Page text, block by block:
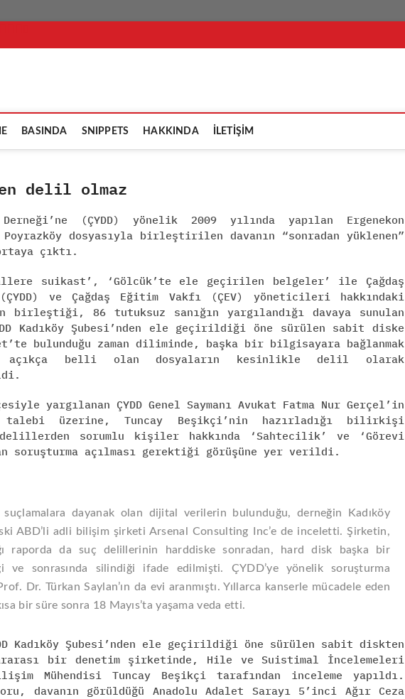
BASINDA SNIPPETS HAKKINDA İLETİŞİM
delil olmaz
Derneği’ne (ÇYDD) yönelik 2009 yılında yapılan Ergenekon
Poyrazköy dosyasıyla birleştirilen davanın “sonradan yüklenen”
çıktı.
suikast’, ‘Gölcük’te ele geçirilen belgeler’ ile Çağdaş
(ÇYDD) ve Çağdaş Eğitim Vakfı (ÇEV) yöneticileri hakkındaki
86 tutuksuz sanığın yargılandığı davaya sunulan
Kadıköy Şubesi’nden ele geçirildiği öne sürülen sabit diske
bulunduğu zaman diliminde, başka bir bilgisayara bağlanmak
açıkça belli olan dosyaların kesinlikle delil olarak
yargılanan ÇYDD Genel Saymanı Avukat Fatma Nur Gerçel’in
talebi üzerine, Tuncay Beşikçi’nin hazırladığı bilirkişi
delillerden sorumlu kişiler hakkında ‘Sahtecilik’ ve ‘Görevi
soruşturma açılması gerektiği görüşüne yer verildi.
suçlamalara dayanak olan dijital verilerin bulunduğu, derneğin Kadıköy
ABD’li adli bilişim şirketi Arsenal Consulting Inc’e de inceletti. Şirketin,
raporda da suç delillerinin harddiske sonradan, hard disk başka bir
ve sonrasında silindiği ifade edilmişti. ÇYDD’ye yönelik soruşturma
Dr. Türkan Saylan’ın da evi aranmıştı. Yıllarca kanserle mücadele eden
bir süre sonra 18 Mayıs’ta yaşama veda etti.
Kadıköy Şubesi’nden ele geçirildiği öne sürülen sabit diskten
bir denetim şirketinde, Hile ve Suistimal İncelemeleri
Mühendisi Tuncay Beşikçi tarafından inceleme yapıldı.
davanın görüldüğü Anadolu Adalet Sarayı 5’inci Ağır Ceza